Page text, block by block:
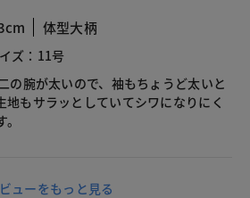
体型大柄
ズ：11号
の腕が太いので、袖もちょうど太いと
地もサラッとしていてシワになりにく
ューをもっと見る